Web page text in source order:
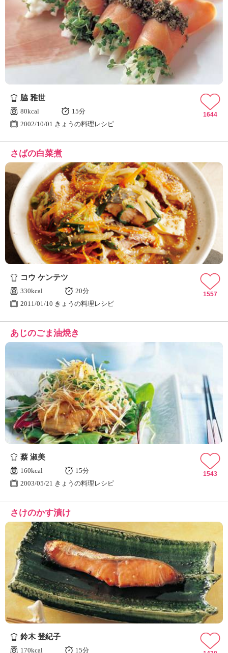
脇 雅世
80kcal
15分
2002/10/01 きょうの料理レシピ
1644
さばの白菜煮
コウ ケンテツ
330kcal
20分
2011/01/10 きょうの料理レシピ
1557
あじのごま油焼き
蔡 淑美
160kcal
15分
2003/05/21 きょうの料理レシピ
1543
さけのかす漬け
鈴木 登紀子
170kcal
15分